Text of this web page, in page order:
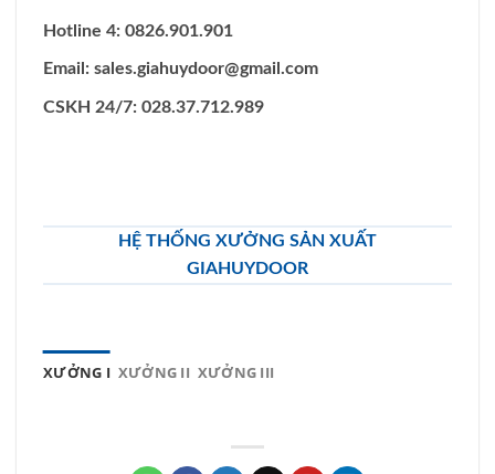
Hotline 4: 0826.901.901
Email: sales.giahuydoor@gmail.com
CSKH 24/7: 028.37.712.989
HỆ THỐNG XƯỞNG SẢN XUẤT
GIAHUYDOOR
XƯỞNG I XƯỞNG II XƯỞNG III